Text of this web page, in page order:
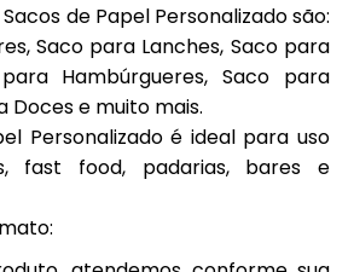
de Papel Personalizado são:
Saco para Lanches, Saco para
Hambúrgueres, Saco para
Doces e muito mais.
Personalizado é ideal para uso
fast food, padarias, bares e